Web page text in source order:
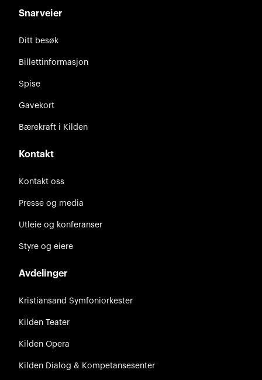
Snarveier
Ditt besøk
Billettinformasjon
Spise
Gavekort
Bærekraft i Kilden
Kontakt
Kontakt oss
Presse og media
Utleie og konferanser
Styre og eiere
Avdelinger
Kristiansand Symfoniorkester
Kilden Teater
Kilden Opera
Kilden Dialog & Kompetansesenter